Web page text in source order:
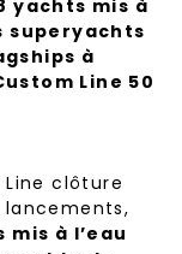
yachts mis à
superyachts
à
Line 50
clôture
lancements,
mis à l’eau